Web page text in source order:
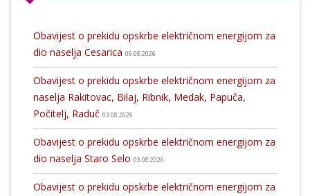
Obavijest o prekidu opskrbe električnom energijom za
dio naselja Cesarica 06.08.2026
Obavijest o prekidu opskrbe električnom energijom za
naselja Rakitovac, Bilaj, Ribnik, Medak, Papuča,
Počitelj, Raduč 03.08.2026
Obavijest o prekidu opskrbe električnom energijom za
dio naselja Staro Selo 03.08.2026
Obavijest o prekidu opskrbe električnom energijom za